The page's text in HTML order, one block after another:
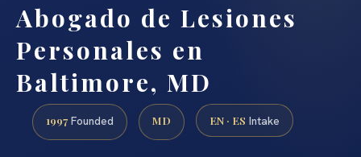
Abogado de Lesiones
Personales en
Baltimore, MD
1997 Founded MD EN · ES Intake